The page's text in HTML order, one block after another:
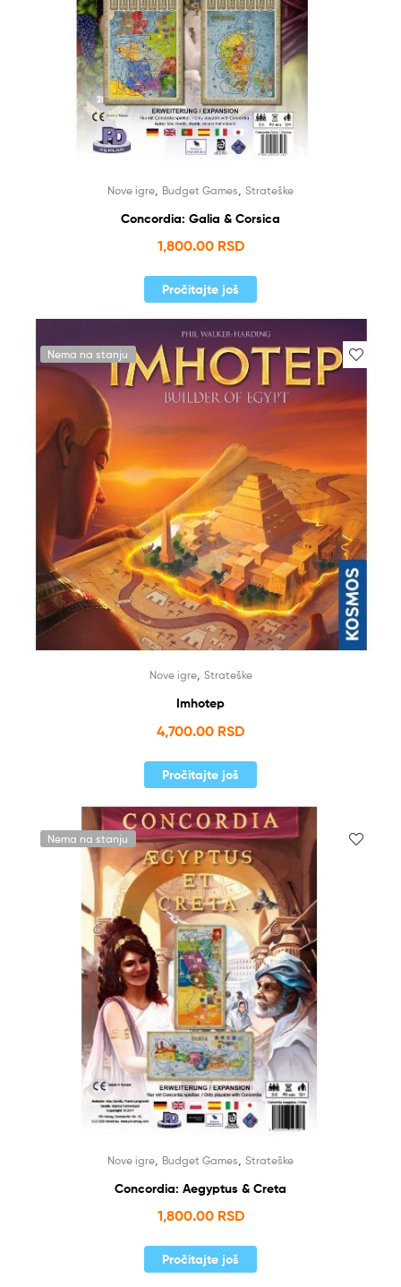
Nove igre Budget Games Strateške
Concordia: Galia & Corsica
1,800.00 RSD
Pročitajte još
Nema na stanju
Nove igre, Strateške
Imhotep
4,700.00 RSD
Pročitajte još
Nema na stanju
Nove igre Budget Games Strateške
Concordia: Aegyptus & Creta
1,800.00 RSD
Pročitajte još